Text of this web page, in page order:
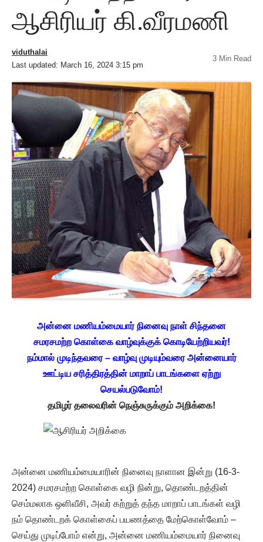
ஆசிரியர் கி.வீரமணி
Last updated: March 16, 2024 3:15 pm
viduthalai
3 Min Read
அன்னை மணியம்மையார் நினைவு நாள் சிந்தனை
சமரசமற்ற கொள்கை வாழ்வுக்குக் கொடியேற்றியவர்!
நம்மால் முடிந்தவரை – வாழ்வு முடியும்வரை அன்னையார்
ஊட்டிய சரித்திரத்தின் மாறாப் பாடங்களை ஏற்று
செயல்படுவோம்!
தமிழர் தலைவரின் நெஞ்சுருக்கும் அறிக்கை!
அன்னை மணியம்மையாரின் நினைவு நாளான இன்று (16-3-
2024) சமரசமற்ற கொள்கை வழி நின்று, தொண்டறத்தின்
செம்மலாக ஒளிவீசி, அவர் கற்றுத் தந்த மாறாப் பாடங்கள் வழி
நம் தொண்டறக் கொள்கைப் பயணத்தை மேற்கொள்வோம் –
செய்து முடிப்போம் என்று, அன்னை மணியம்மையார் நினைவு